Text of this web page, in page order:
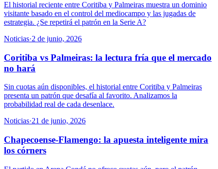
El historial reciente entre Coritiba y Palmeiras muestra un dominio
visitante basado en el control del mediocampo y las jugadas de
estrategia. ¿Se repetirá el patrón en la Serie A?
Noticias·2 de junio, 2026
Coritiba vs Palmeiras: la lectura fría que el mercado
no hará
Sin cuotas aún disponibles, el historial entre Coritiba y Palmeiras
presenta un patrón que desafía al favorito. Analizamos la
probabilidad real de cada desenlace.
Noticias·21 de junio, 2026
Chapecoense-Flamengo: la apuesta inteligente mira
los córners